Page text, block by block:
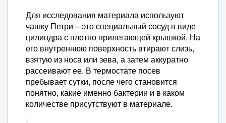
Для исследования материала используют
чашку Петри – это специальный сосуд в виде
цилиндра с плотно прилегающей крышкой. На
его внутреннюю поверхность втирают слизь,
взятую из носа или зева, а затем аккуратно
рассеивают ее. В термостате посев
пребывает сутки, после чего становится
понятно, какие именно бактерии и в каком
количестве присутствуют в материале.